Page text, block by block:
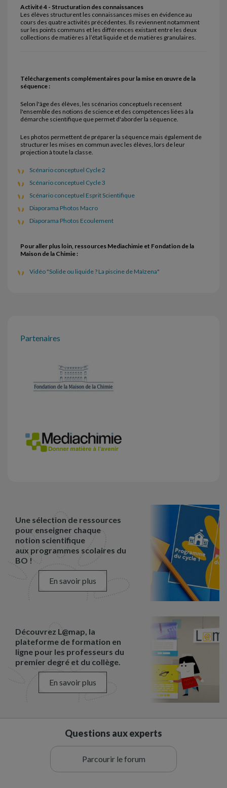
Activité 4 - Structuration des connaissances
Les élèves structurent les connaissances mises en évidence au
cours des quatre activités précédentes. Ils reviennent notamment
sur les points communs et les différences existant entre les deux
collections de matières à l’état liquide et de matières granulaires.
Téléchargements complémentaires pour la mise en œuvre de la
séquence :
Selon l'âge des élèves, les scénarios conceptuels recensent
l'ensemble des notions de science et des compétences liées à la
démarche scientifique que permet d'aborder la séquence.
Les photos permettent de préparer la séquence mais également de
structurer les mises en commun avec les élèves, lors de leur
projection à toute la classe.
Scénario conceptuel Cycle 2
Scénario conceptuel Cycle 3
Scénario conceptuel Esprit Scientifique
Diaporama Photos Macro
Diaporama Photos Ecoulement
Pour aller plus loin, ressources Mediachimie et Fondation de la
Maison de la Chimie :
Vidéo "Solide ou liquide ? La piscine de Maîzena"
Partenaires
Une sélection de ressources
pour enseigner chaque
notion scientifique
aux programmes scolaires du
BO !
En savoir plus
Découvrez L@map, la
plateforme de formation en
ligne pour les professeurs du
premier degré et du collège.
En savoir plus
Questions aux experts
Parcourir le forum